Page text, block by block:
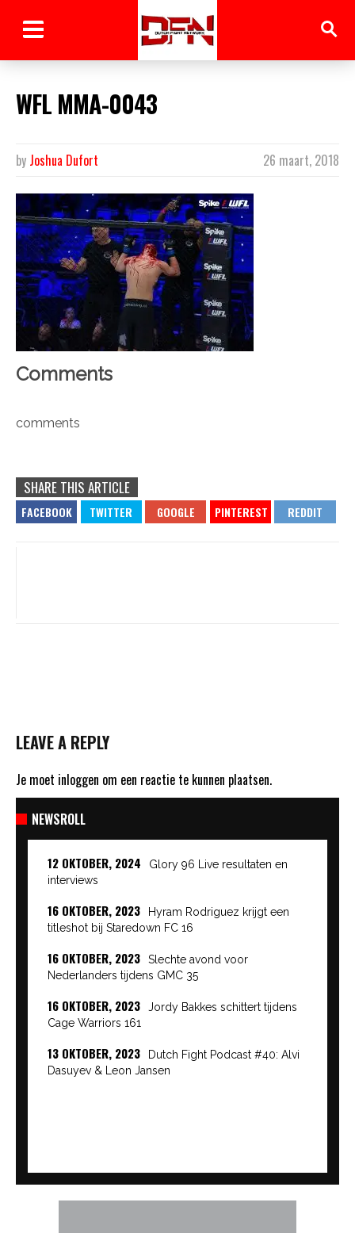
WFL MMA-0043
26 maart, 2018
by Joshua Dufort
Comments
comments
SHARE THIS ARTICLE
LEAVE A REPLY
Je moet inloggen om een reactie te kunnen plaatsen.
NEWSROLL
12 OKTOBER, 2024
Glory 96 Live resultaten en
interviews
16 OKTOBER, 2023
Hyram Rodriguez krijgt een
titleshot bij Staredown FC 16
16 OKTOBER, 2023
Slechte avond voor
Nederlanders tijdens GMC 35
16 OKTOBER, 2023
Jordy Bakkes schittert tijdens
Cage Warriors 161
13 OKTOBER, 2023
Dutch Fight Podcast #40: Alvi
Dasuyev & Leon Jansen